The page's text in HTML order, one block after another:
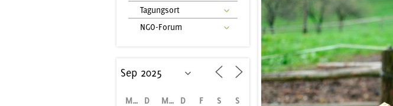
Tagungsort
NGO-Forum
M D M D F S
S